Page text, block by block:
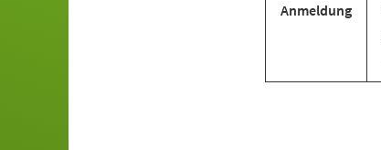
Anmeldung